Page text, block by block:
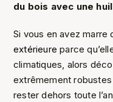
du bois avec une
Si vous en avez marre
extérieure parce
climatiques, alors
extrêmement
rester dehors toute